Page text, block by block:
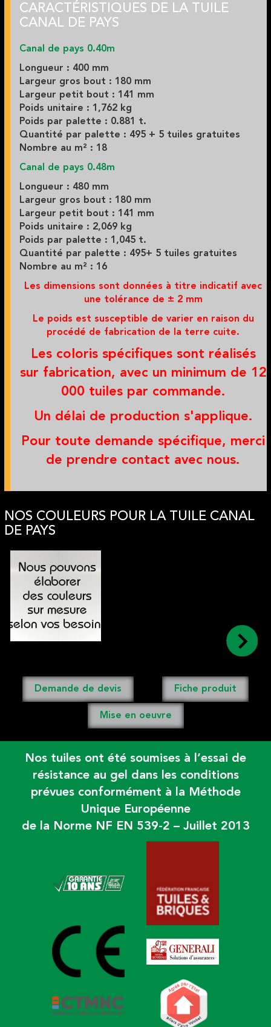
CARACTÉRISTIQUES DE LA TUILE
CANAL DE PAYS
Canal de pays 0.40m
Longueur : 400 mm
Largeur gros bout : 180 mm
Largeur petit bout : 141 mm
Poids unitaire : 1,762 kg
Poids par palette : 0.881 t.
Quantité par palette : 495 + 5 tuiles gratuites
Nombre au m² : 18
Canal de pays 0.48m
Longueur : 480 mm
Largeur gros bout : 180 mm
Largeur petit bout : 141 mm
Poids unitaire : 2,069 kg
Poids par palette : 1,045 t.
Quantité par palette : 495+ 5 tuiles gratuites
Nombre au m² : 16
Les dimensions sont données à titre indicatif avec
une tolérance de ± 2 mm
Le poids est susceptible de varier en raison du
procédé de fabrication de la terre cuite.
Les coloris spécifiques sont réalisés
sur fabrication, avec un minimum de 12
000 tuiles par commande.
Un délai de production s'applique.
Pour toute demande spécifique, merci
de prendre contact avec nous.
NOS COULEURS POUR LA TUILE CANAL
DE PAYS
Demande de devis Fiche produit
Mise en oeuvre
Nos tuiles ont été soumises à l’essai de
résistance au gel dans les conditions
prévues conformément à la Méthode
Unique Européenne
de la Norme NF EN 539-2 – Juillet 2013